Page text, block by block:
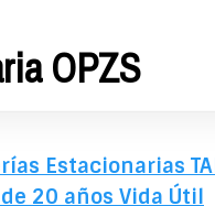
OPZS
Estacionarias
20 años Vida Útil